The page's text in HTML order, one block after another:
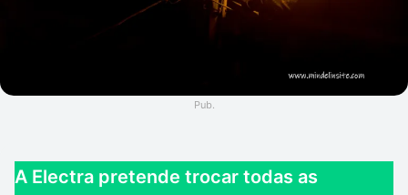
Pub.
A Electra pretende trocar todas as